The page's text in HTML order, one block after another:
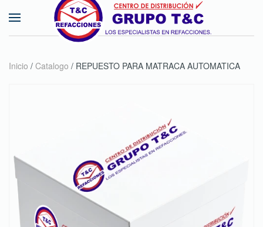
Skip to main content
Inicio / Catalogo / REPUESTO PARA MATRACA AUTOMATICA